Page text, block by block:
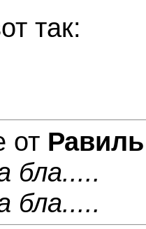
так:
от Равиль
бла.....
бла.....